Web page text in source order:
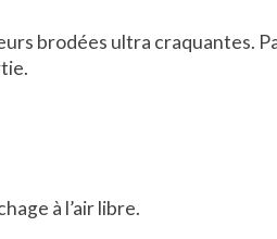
brodées ultra craquantes.
à l’air libre.